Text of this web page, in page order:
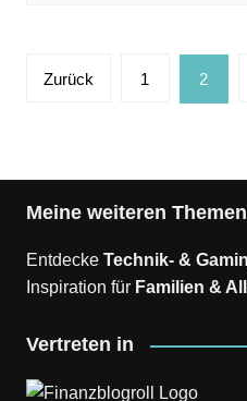
Zurück 1 2
Meine weiteren Themen
Entdecke Technik- &
Inspiration für Familien &
Vertreten in